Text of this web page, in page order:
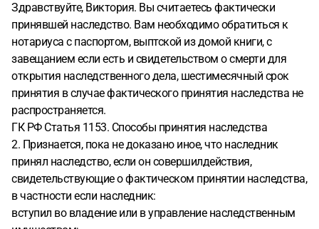
Здравствуйте, Виктория. Вы считаетесь фактически
принявшей наследство. Вам необходимо обратиться к
нотариуса с паспортом, выптской из домой книги, с
завещанием если есть и свидетельством о смерти для
открытия наследственного дела, шестимесячный срок
принятия в случае фактического принятия наследства не
распространяется.
ГК РФ Статья 1153. Способы принятия наследства
2. Признается, пока не доказано иное, что наследник
принял наследство, если он совершилдействия,
свидетельствующие о фактическом принятии наследства,
в частности если наследник:
вступил во владение или в управление наследственным